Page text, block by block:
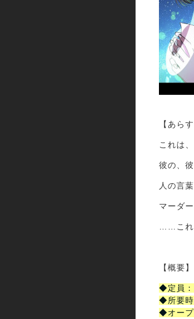
【あら
これは
彼の、
人の言
マーダ
……こ
【概要】
◆定員：
◆所要時
◆オープ